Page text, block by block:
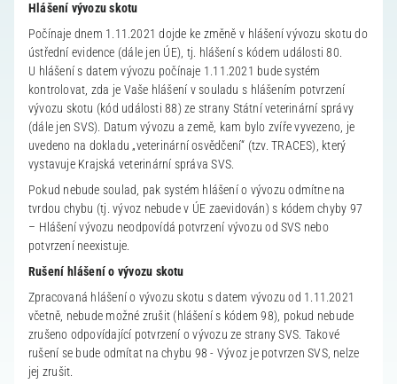
Hlášení vývozu skotu
Počínaje dnem 1.11.2021 dojde ke změně v hlášení vývozu skotu do
ústřední evidence (dále jen ÚE), tj. hlášení s kódem události 80.
U hlášení s datem vývozu počínaje 1.11.2021 bude systém
kontrolovat, zda je Vaše hlášení v souladu s hlášením potvrzení
vývozu skotu (kód události 88) ze strany Státní veterinární správy
(dále jen SVS). Datum vývozu a země, kam bylo zvíře vyvezeno, je
uvedeno na dokladu „veterinární osvědčení“ (tzv. TRACES), který
vystavuje Krajská veterinární správa SVS.
Pokud nebude soulad, pak systém hlášení o vývozu odmítne na
tvrdou chybu (tj. vývoz nebude v ÚE zaevidován) s kódem chyby 97
– Hlášení vývozu neodpovídá potvrzení vývozu od SVS nebo
potvrzení neexistuje.
Rušení hlášení o vývozu skotu
Zpracovaná hlášení o vývozu skotu s datem vývozu od 1.11.2021
včetně, nebude možné zrušit (hlášení s kódem 98), pokud nebude
zrušeno odpovídající potvrzení o vývozu ze strany SVS. Takové
rušení se bude odmítat na chybu 98 - Vývoz je potvrzen SVS, nelze
jej zrušit.